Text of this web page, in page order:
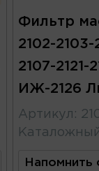
Фильтр
2102-2103-
2107-2121-
ИЖ-2126
Артикул :
Напомнить